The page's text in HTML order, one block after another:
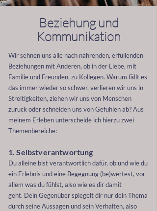
Beziehung und
Kommunikation
Wir sehnen uns alle nach nährenden, erfüllenden
Beziehungen mit Anderen, ob in der Liebe, mit
Familie und Freunden, zu Kollegen. Warum fällt es
das immer wieder so schwer, verlieren wir uns in
Streitigkeiten, ziehen wir uns von Menschen
zurück oder schneiden uns von Gefühlen ab?Aus
meinem Erleben unterscheide ich hierzu zwei
Themenbereiche:
1. Selbstverantwortung
Du alleine bist verantwortlich dafür, ob und wie du
ein Erlebnis und eine Begegnung (be)wertest, vor
allem was du fühlst, also wie es dir damit
geht. Dein Gegenüber spiegelt dir nur dein Thema
durchseineAussagen und sein Verhalten, also